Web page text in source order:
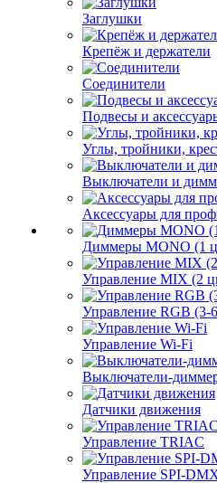
Заглушки
Крепёж и держатели
Соединители
Подвесы и
Углы, тройники,
Выключатели и
Аксессуары для
Диммеры MONO (1
Управление MIX (2
Управление RGB (3-
Управление Wi-Fi
Выключатели-
Датчики движения
Управление TRIAC
Управление SPI-